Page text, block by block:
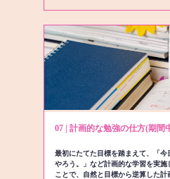
07 | 計画的な勉強の仕方(期間
最初にたてた目標を踏まえて、「今
やろう。」など計画的な学習を実
ことで、自然と目標から逆算した